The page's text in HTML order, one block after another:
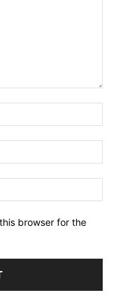
browser for the